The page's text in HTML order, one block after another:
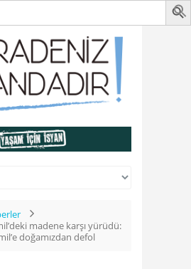
madene karşı yürüdü:
doğamızdan defol